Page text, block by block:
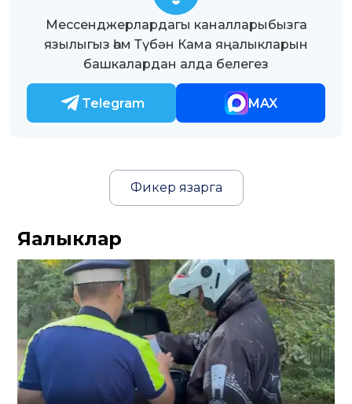
Мессенджерлардагы каналларыбызга
язылыгыз һәм Түбән Кама яңалыкларын
башкалардан алда белегез
Telegram MAX
Фикер язарга
Яңалыклар